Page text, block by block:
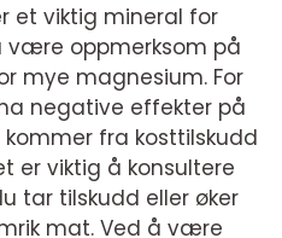
et viktig mineral for
være oppmerksom på
mye magnesium. For
negative effekter på
fra kosttilskudd
er viktig å konsultere
tar tilskudd eller øker
mat. Ved å være